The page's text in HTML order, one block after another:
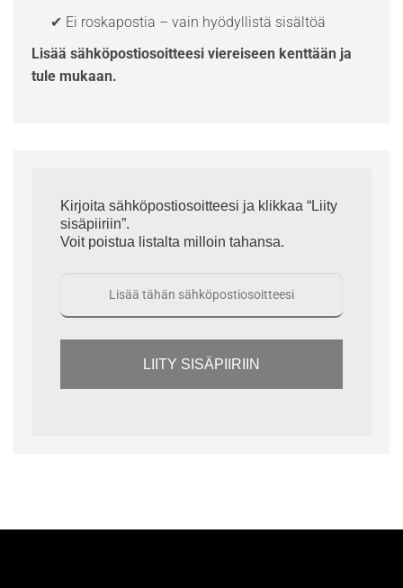
✔ Ei roskapostia – vain hyödyllistä sisältöä
Lisää sähköpostiosoitteesi viereiseen kenttään ja
tule mukaan.
Kirjoita sähköpostiosoitteesi ja klikkaa “Liity
sisäpiiriin”.
Voit poistua listalta milloin tahansa.
LIITY SISÄPIIRIIN